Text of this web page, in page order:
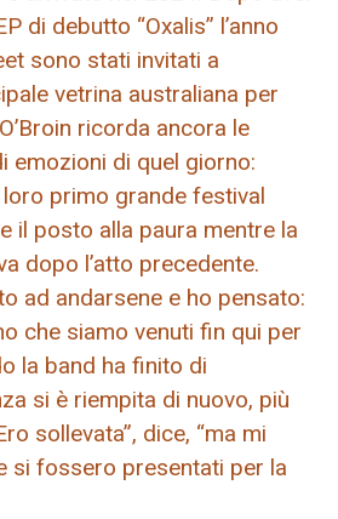
di debutto “Oxalis” l’anno
sono stati invitati a
vetrina australiana per
ricorda ancora le
emozioni di quel giorno:
loro primo grande festival
il posto alla paura mentre la
dopo l’atto precedente.
ad andarsene e ho pensato:
che siamo venuti fin qui per
la band ha finito di
si è riempita di nuovo, più
sollevata”, dice, “ma mi
si fossero presentati per la